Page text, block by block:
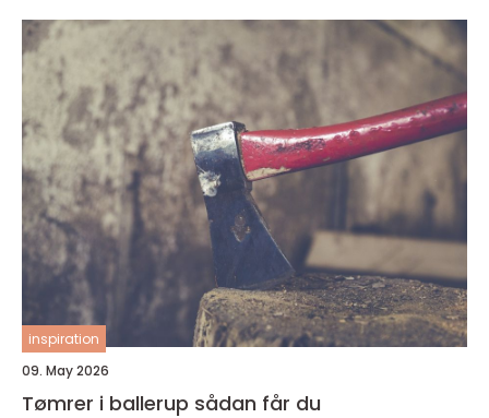
inspiration
09. May 2026
Tømrer i ballerup sådan får du